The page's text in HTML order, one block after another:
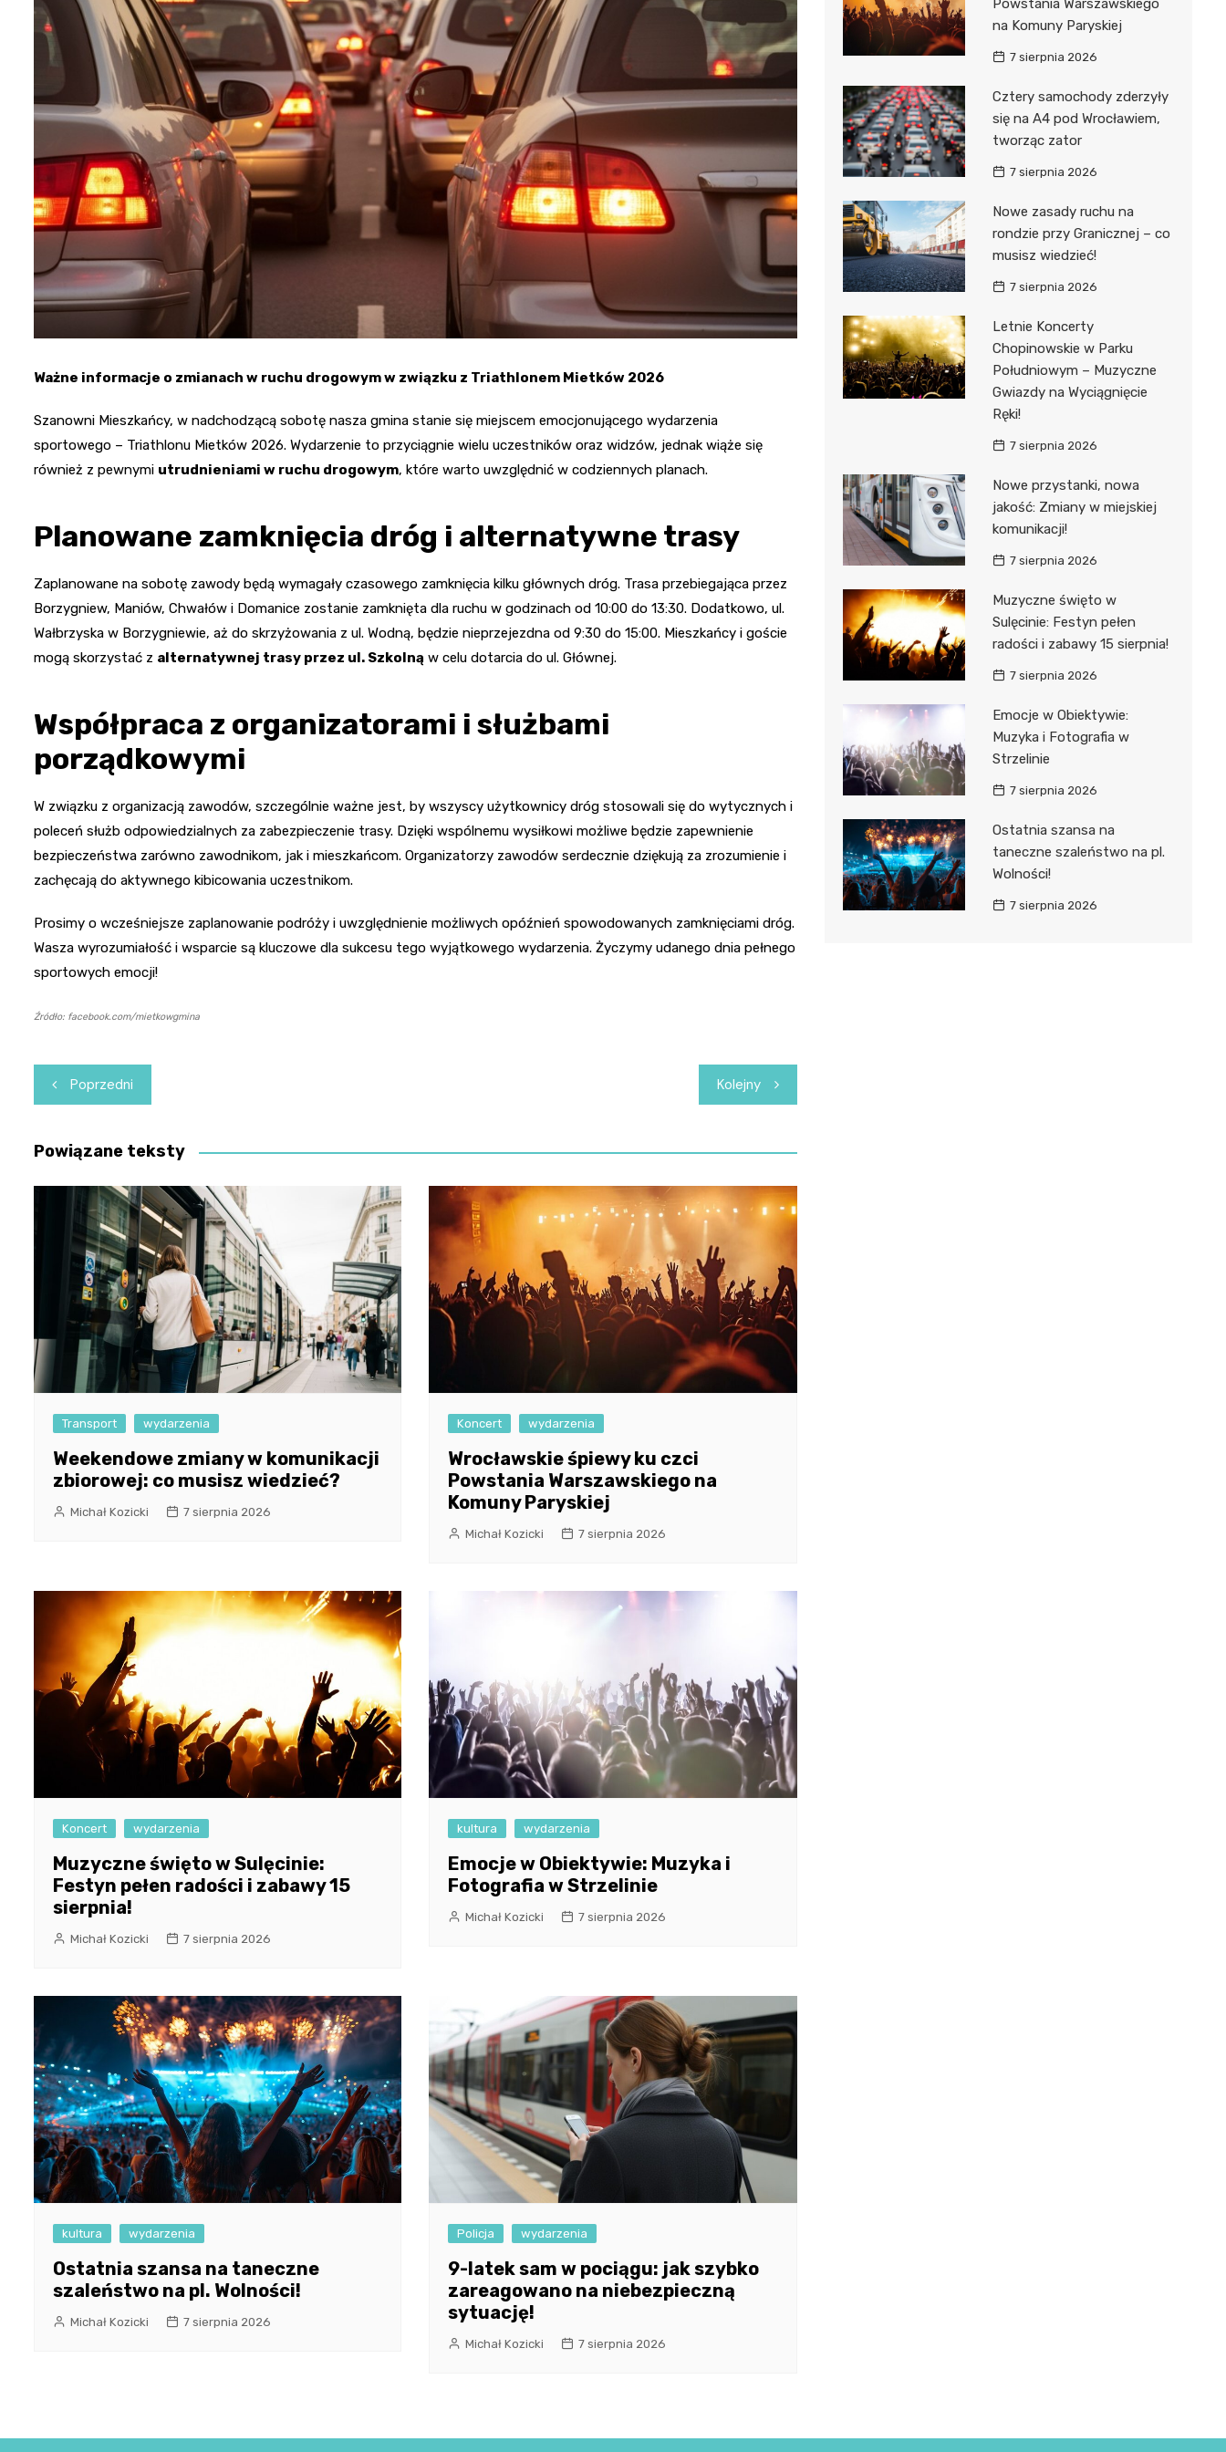
Poczta
Ważne informacje o zmianach w ruchu drogowym w związku z Triathlonem Mietków 2026
Szanowni Mieszkańcy, w nadchodzącą sobotę nasza gmina stanie się miejscem emocjonującego wydarzenia
sportowego – Triathlonu Mietków 2026. Wydarzenie to przyciągnie wielu uczestników oraz widzów, jednak wiąże się
również z pewnymi utrudnieniami w ruchu drogowym, które warto uwzględnić w codziennych planach.
Planowane zamknięcia dróg i alternatywne trasy
Zaplanowane na sobotę zawody będą wymagały czasowego zamknięcia kilku głównych dróg. Trasa przebiegająca przez
Borzygniew, Maniów, Chwałów i Domanice zostanie zamknięta dla ruchu w godzinach od 10:00 do 13:30. Dodatkowo, ul.
Wałbrzyska w Borzygniewie, aż do skrzyżowania z ul. Wodną, będzie nieprzejezdna od 9:30 do 15:00. Mieszkańcy i goście
mogą skorzystać z alternatywnej trasy przez ul. Szkolną w celu dotarcia do ul. Głównej.
Współpraca z organizatorami i służbami
porządkowymi
W związku z organizacją zawodów, szczególnie ważne jest, by wszyscy użytkownicy dróg stosowali się do wytycznych i
poleceń służb odpowiedzialnych za zabezpieczenie trasy. Dzięki wspólnemu wysiłkowi możliwe będzie zapewnienie
bezpieczeństwa zarówno zawodnikom, jak i mieszkańcom. Organizatorzy zawodów serdecznie dziękują za zrozumienie i
zachęcają do aktywnego kibicowania uczestnikom.
Prosimy o wcześniejsze zaplanowanie podróży i uwzględnienie możliwych opóźnień spowodowanych zamknięciami dróg.
Wasza wyrozumiałość i wsparcie są kluczowe dla sukcesu tego wyjątkowego wydarzenia. Życzymy udanego dnia pełnego
sportowych emocji!
Źródło: facebook.com/mietkowgmina
Nawigacja
wpisu
Poprzedni Kolejny
Powiązane teksty
Transport wydarzenia
Weekendowe zmiany w komunikacji
zbiorowej: co musisz wiedzieć?
Michał Kozicki 7 sierpnia 2026
Koncert wydarzenia
Wrocławskie śpiewy ku czci
Powstania Warszawskiego na
Komuny Paryskiej
Michał Kozicki 7 sierpnia 2026
Koncert wydarzenia
Muzyczne święto w Sulęcinie:
Festyn pełen radości i zabawy 15
sierpnia!
Michał Kozicki 7 sierpnia 2026
kultura wydarzenia
Emocje w Obiektywie: Muzyka i
Fotografia w Strzelinie
Michał Kozicki 7 sierpnia 2026
kultura wydarzenia
Ostatnia szansa na taneczne
szaleństwo na pl. Wolności!
Michał Kozicki 7 sierpnia 2026
Policja wydarzenia
9-latek sam w pociągu: jak szybko
zareagowano na niebezpieczną
sytuację!
Michał Kozicki 7 sierpnia 2026
Powstania Warszawskiego
na Komuny Paryskiej
7 sierpnia 2026
Cztery samochody zderzyły
się na A4 pod Wrocławiem,
tworząc zator
7 sierpnia 2026
Nowe zasady ruchu na
rondzie przy Granicznej – co
musisz wiedzieć!
7 sierpnia 2026
Letnie Koncerty
Chopinowskie w Parku
Południowym – Muzyczne
Gwiazdy na Wyciągnięcie
Ręki!
7 sierpnia 2026
Nowe przystanki, nowa
jakość: Zmiany w miejskiej
komunikacji!
7 sierpnia 2026
Muzyczne święto w
Sulęcinie: Festyn pełen
radości i zabawy 15 sierpnia!
7 sierpnia 2026
Emocje w Obiektywie:
Muzyka i Fotografia w
Strzelinie
7 sierpnia 2026
Ostatnia szansa na
taneczne szaleństwo na pl.
Wolności!
7 sierpnia 2026